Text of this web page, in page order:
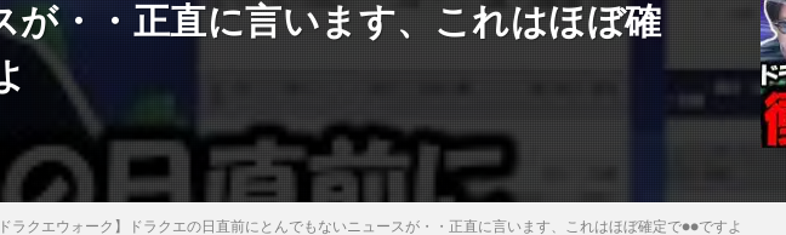
が・・正直に言います、これはほぼ確
ドラクエウォーク】ドラクエの日直前にとんでもないニュースが・・正直に言います、これはほぼ確定で●●ですよ